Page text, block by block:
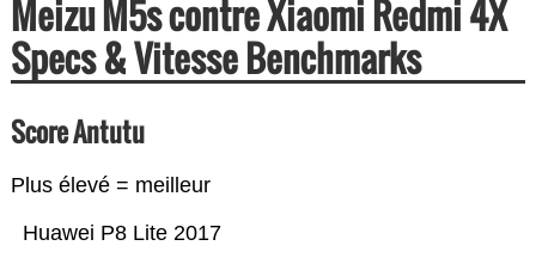
Meizu M5s contre Xiaomi Redmi 4X
Specs & Vitesse Benchmarks
Score Antutu
Plus élevé = meilleur
Huawei P8 Lite 2017